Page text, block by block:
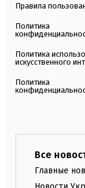
Правила
Политика
Политика
искусственного
Политика
Все
Главные